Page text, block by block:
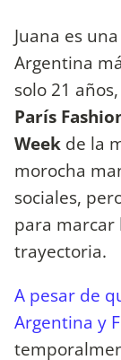
Juana es
Argentina
solo 21
París
Week de la
morocha
sociales,
para marcar
trayectoria.
A pesar de
Argentina y